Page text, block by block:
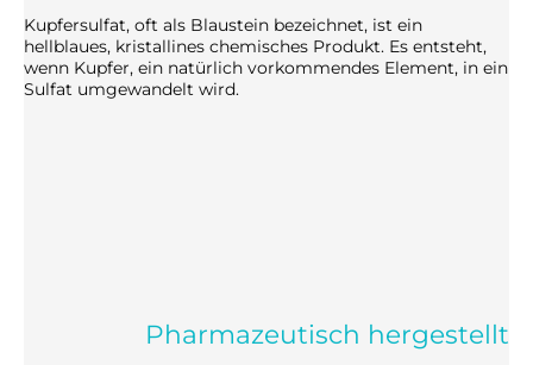
Kupfersulfat, oft als Blaustein bezeichnet, ist ein
hellblaues, kristallines chemisches Produkt. Es entsteht,
wenn Kupfer, ein natürlich vorkommendes Element, in ein
Sulfat umgewandelt wird.
Pharmazeutisch hergestellt